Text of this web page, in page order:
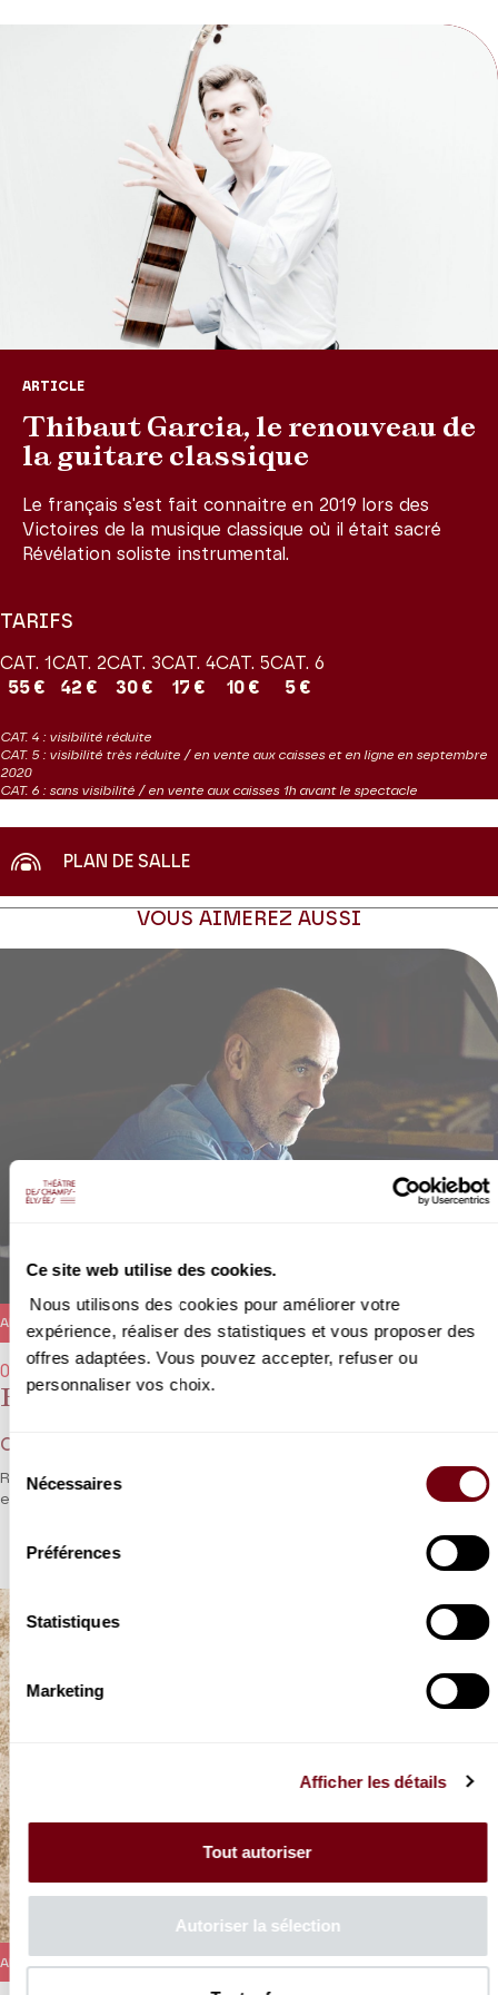
Ce site web utilise des cookies.
Nous utilisons des cookies pour améliorer votre
expérience, réaliser des statistiques et vous proposer des
offres adaptées. Vous pouvez accepter, refuser ou
personnaliser vos choix.
du Nécessaires
Préférences
Statistiques
Marketing
Afficher les détails
Tout autoriser
Autoriser la sélection
ARTICLE
Thibaut Garcia, le renouveau de
la guitare classique
Le français s'est fait connaitre en 2019 lors des
Victoires de la musique classique où il était sacré
Révélation soliste instrumental.
TARIFS
CAT. 1
55 €
CAT. 2
42 €
CAT. 3
30 €
CAT. 4
17 €
CAT. 5
10 €
CAT. 6
5 €
CAT. 4 : visibilité réduite
CAT. 5 : visibilité très réduite / en vente aux caisses et en ligne en septembre
2020
CAT. 6 : sans visibilité / en vente aux caisses 1h avant le spectacle
PLAN DE SALLE
VOUS AIMEREZ AUSSI
Roger Muraro
07/03/2021 - 11h00
ANNULÉ
Chopin, Albéniz
Roger Muraro conjugue la virtuosité et le romantisme de Chopin
et Albéniz.
ANNULÉ